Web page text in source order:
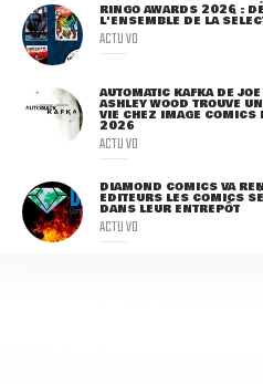
RINGO AWARDS 2026 :
L'ENSEMBLE DE LA
ACTU VO
AUTOMATIC KAFKA DE
ASHLEY WOOD TROUVE
VIE CHEZ IMAGE COMICS
2026
ACTU VO
DIAMOND COMICS VA
ÉDITEURS LES COMICS
DANS LEUR ENTREPÔT
ACTU VO